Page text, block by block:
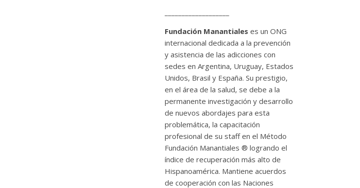
Fundación Manantiales es un ONG
internacional dedicada a la prevención
y asistencia de las adicciones con
sedes en Argentina, Uruguay, Estados
Unidos, Brasil y España. Su prestigio,
en el área de la salud, se debe a la
permanente investigación y desarrollo
de nuevos abordajes para esta
problemática, la capacitación
profesional de su staff en el Método
Fundación Manantiales ® logrando el
índice de recuperación más alto de
Hispanoamérica. Mantiene acuerdos
de cooperación con las Naciones